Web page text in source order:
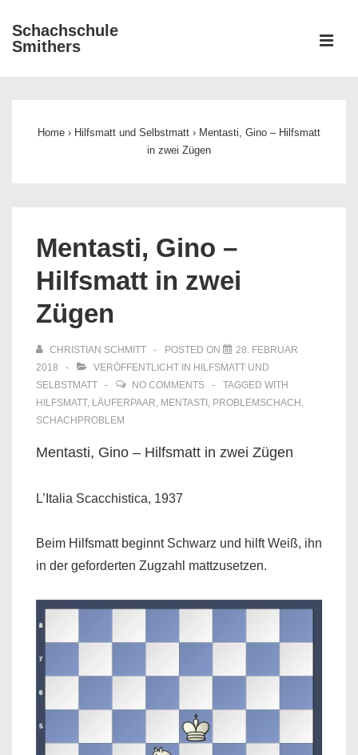
Zum
Inhalt
Schachschule
Smithers
Home › Hilfsmatt und Selbstmatt › Mentasti, Gino – Hilfsmatt
in zwei Zügen
Mentasti, Gino –
Hilfsmatt in zwei
Zügen
CHRISTIAN SCHMITT POSTED ON
28. FEBRUAR
2018
VERÖFFENTLICHT IN HILFSMATT UND
SELBSTMATT
NO COMMENTS
TAGGED WITH
HILFSMATT, LÄUFERPAAR, MENTASTI , PROBLEMSCHACH ,
SCHACHPROBLEM
Mentasti, Gino – Hilfsmatt in zwei Zügen
L’Italia Scacchistica, 1937
Beim Hilfsmatt beginnt Schwarz und hilft Weiß, ihn
in der geforderten Zugzahl mattzusetzen.